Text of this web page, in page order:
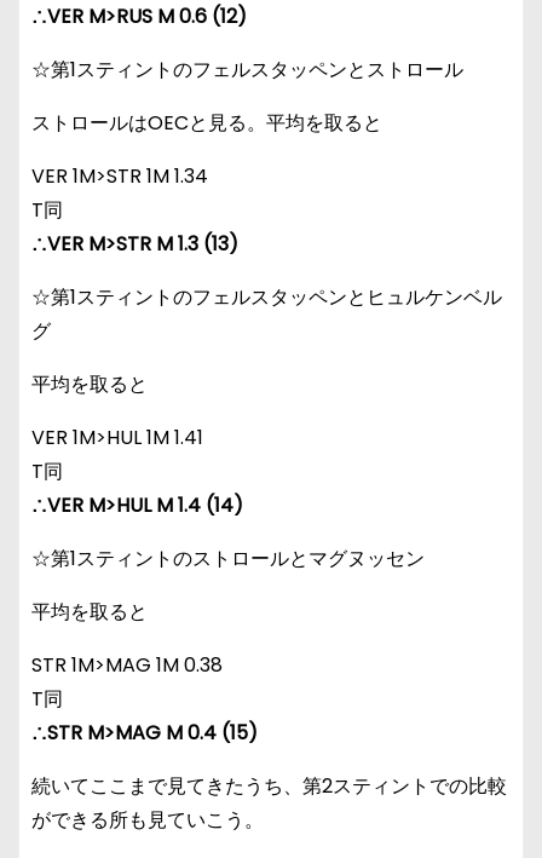
∴VER M>RUS M 0.6 (12)
☆第1スティントのフェルスタッペンとストロール
ストロールはOECと見る。平均を取ると
VER 1M>STR 1M 1.34
T同
∴VER M>STR M 1.3 (13)
☆第1スティントのフェルスタッペンとヒュルケンベル
グ
平均を取ると
VER 1M>HUL 1M 1.41
T同
∴VER M>HUL M 1.4 (14)
☆第1スティントのストロールとマグヌッセン
平均を取ると
STR 1M>MAG 1M 0.38
T同
∴STR M>MAG M 0.4 (15)
続いてここまで見てきたうち、第2スティントでの比較
ができる所も見ていこう。